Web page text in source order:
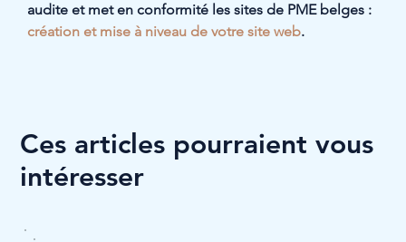
audite et met en conformité les sites de PME belges :
création et mise à niveau de votre site web.
Ces articles pourraient vous
intéresser